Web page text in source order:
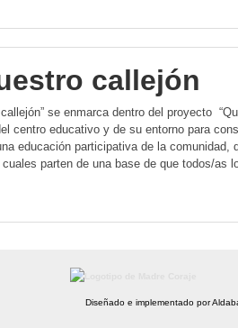
callejón
se enmarca dentro del proyecto
centro educativo y de su entorno para
educación participativa de la
parten de una base de que todos/as
Diseñado e implementado por